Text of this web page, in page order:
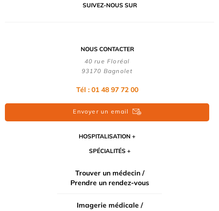
SUIVEZ-NOUS SUR
NOUS CONTACTER
40 rue Floréal
93170 Bagnolet
Tél : 01 48 97 72 00
Envoyer un email
HOSPITALISATION
SPÉCIALITÉS
Trouver un médecin /
Prendre un rendez-vous
Imagerie médicale /